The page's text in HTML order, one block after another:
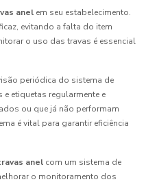
anel em seu estabelecimento.
evitando a falta do item
o uso das travas é essencial
periódica do sistema de
etiquetas regularmente e
ou que já não performam
é vital para garantir eficiência
anel com um sistema de
o monitoramento dos